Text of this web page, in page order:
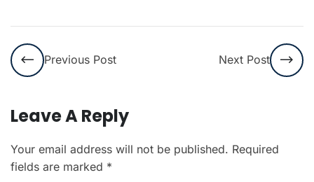
Previous Post Next Post
Leave A Reply
Your email address will not be published. Required
fields are marked *